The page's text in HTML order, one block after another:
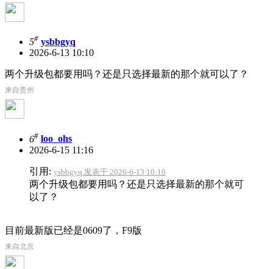
5# ysbbgyq
2026-6-13 10:10
两个升级包都要用吗？还是只选择最新的那个就可以了？
来自贵州
6# loo_ohs
2026-6-15 11:16
引用: ysbbgyq 发表于 2026-6-13 10:10
两个升级包都要用吗？还是只选择最新的那个就可
以了？
目前最新版已经是0609了，F9版
来自北京